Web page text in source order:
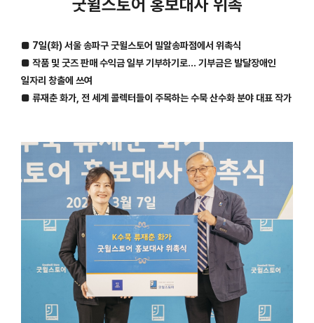
굿윌스토어 홍보대사 위촉
■ 7일(화) 서울 송파구 굿윌스토어 밀알송파점에서 위촉식
■ 작품 및 굿즈 판매 수익금 일부 기부하기로… 기부금은 발달장애인
일자리 창출에 쓰여
■ 류재춘 화가, 전 세계 콜렉터들이 주목하는 수묵 산수화 분야 대표 작가